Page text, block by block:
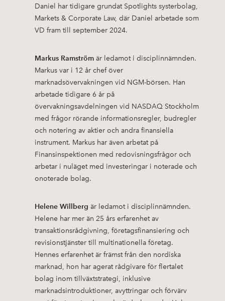
Daniel har tidigare grundat Spotlights systerbolag,
Markets & Corporate Law, där Daniel arbetade som
VD fram till september 2024.
Markus Ramströmär ledamot i disciplinnämnden.
Markus var i 12 år chef över
marknadsövervakningen vid NGM-börsen. Han
arbetade tidigare 6 år på
övervakningsavdelningen vid NASDAQ Stockholm
med frågor rörande informationsregler, budregler
och notering av aktier och andra finansiella
instrument. Markus har även arbetat på
Finansinspektionen med redovisningsfrågor och
arbetar i nuläget med investeringar i noterade och
onoterade bolag.
Helene Willberg är ledamot i disciplinnämnden.
Helene har mer än 25 års erfarenhet av
transaktionsrådgivning, företagsfinansiering och
revisionstjänster till multinationella företag.
Hennes erfarenhet är främst från den nordiska
marknad, hon har agerat rådgivare för flertalet
bolag inom tillväxtstrategi, inklusive
marknadsintroduktioner, avyttringar och förvärv